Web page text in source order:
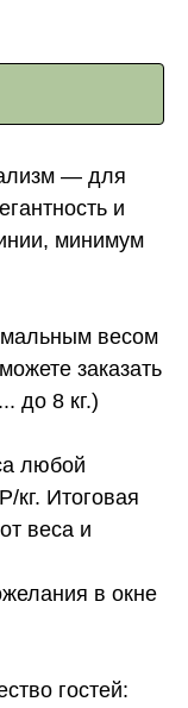
— для
и
минимум
весом
заказать
до 8 кг.)
любой
кг. Итоговая
веса и
в окне
гостей: